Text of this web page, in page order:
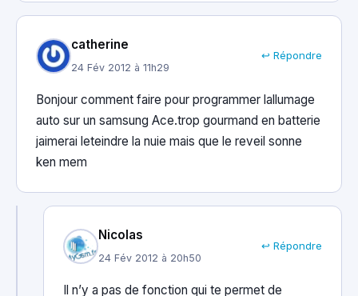
catherine
24 Fév 2012 à 11h29
↩ Répondre
Bonjour comment faire pour programmer lallumage
auto sur un samsung Ace.trop gourmand en batterie
jaimerai leteindre la nuie mais que le reveil sonne
ken mem
Nicolas
24 Fév 2012 à 20h50
↩ Répondre
Il n’y a pas de fonction qui te permet de